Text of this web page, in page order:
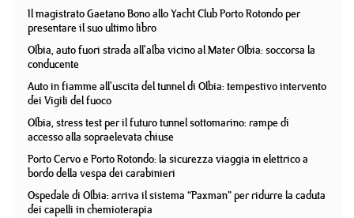
Il magistrato Gaetano Bono allo Yacht Club Porto Rotondo per
presentare il suo ultimo libro
Olbia, auto fuori strada all'alba vicino al Mater Olbia: soccorsa la
conducente
Auto in fiamme all'uscita del tunnel di Olbia: tempestivo intervento
dei Vigili del fuoco
Olbia, stress test per il futuro tunnel sottomarino: rampe di
accesso alla sopraelevata chiuse
Porto Cervo e Porto Rotondo: la sicurezza viaggia in elettrico a
bordo della vespa dei carabinieri
Ospedale di Olbia: arriva il sistema “Paxman” per ridurre la caduta
dei capelli in chemioterapia